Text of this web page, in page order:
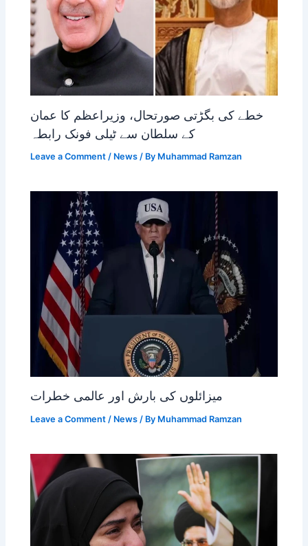
خطے کی بگڑتی صورتحال، وزیراعظم کا عمان
کے سلطان سے ٹیلی فونک رابطہ
Leave a Comment / News / By Muhammad Ramzan
میزائلوں کی بارش اور عالمی خطرات
Leave a Comment / News / By Muhammad Ramzan